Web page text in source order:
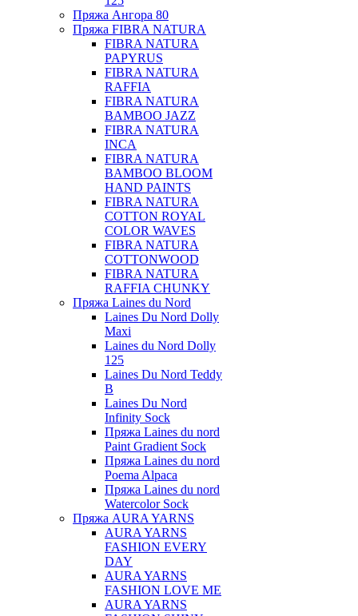
Пряжа Ангора 80
Пряжа FIBRA NATURA
FIBRA NATURA
PAPYRUS
FIBRA NATURA
RAFFIA
FIBRA NATURA
BAMBOO JAZZ
FIBRA NATURA
INCA
FIBRA NATURA
BAMBOO BLOOM
HAND PAINTS
FIBRA NATURA
COTTON ROYAL
COLOR WAVES
FIBRA NATURA
COTTONWOOD
FIBRA NATURA
RAFFIA CHUNKY
Пряжа Laines du Nord
Laines Du Nord Dolly
Maxi
Laines du Nord Dolly
125
Laines Du Nord Teddy
B
Laines Du Nord
Infinity Sock
Пряжа Laines du nord
Paint Gradient Sock
Пряжа Laines du nord
Poema Alpaca
Пряжа Laines du nord
Watercolor Sock
Пряжа AURA YARNS
AURA YARNS
FASHION EVERY
DAY
AURA YARNS
FASHION LOVE ME
AURA YARNS